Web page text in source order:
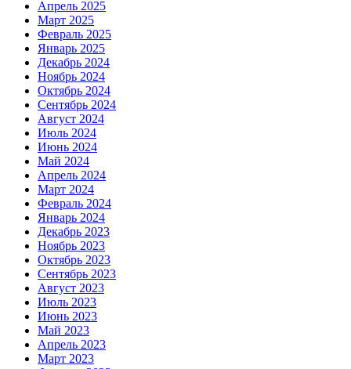
Апрель 2025
Март 2025
Февраль 2025
Январь 2025
Декабрь 2024
Ноябрь 2024
Октябрь 2024
Сентябрь 2024
Август 2024
Июль 2024
Июнь 2024
Май 2024
Апрель 2024
Март 2024
Февраль 2024
Январь 2024
Декабрь 2023
Ноябрь 2023
Октябрь 2023
Сентябрь 2023
Август 2023
Июль 2023
Июнь 2023
Май 2023
Апрель 2023
Март 2023